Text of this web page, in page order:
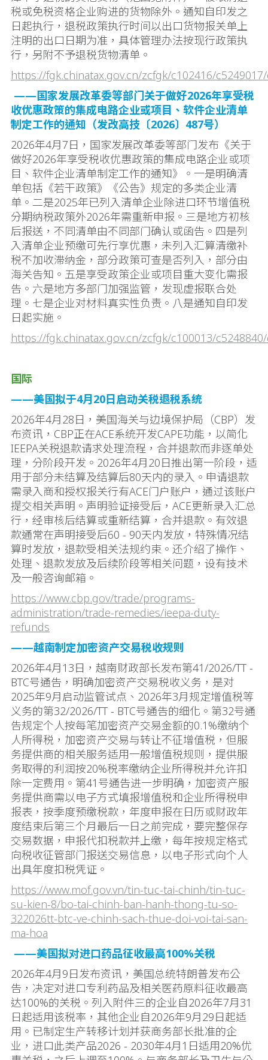
税或免税资格企业购进的货物除外。通知自印发之
日起执行，退税政策执行时间以出口货物报关单上
注明的出口日期为准，具体管理办法按现行政策执
行，另附不予退税货物清单。
https://fgk.chinatax.gov.cn/zcfgk/c102416/
——国家发展改革委等部门关于做好2026年享受税
收优惠政策的集成电路企业或项目、软件企业清单
制定工作的通知（发改高技〔2026〕487号）
2026年4月7日，国家发展改革委等部门发布《关于
做好2026年享受税收优惠政策的集成电路企业或项
目、软件企业清单制定工作的通知》。一是明确清
单包括《若干政策》《公告》规定的多类企业清
单。二是2025年已列入清单企业除进口环节增值税
分期纳税政策外2026年需重新申报。三是地方初核
后报送，不同清单由不同部门确认或函告。四是列
入清单企业预缴可先行享优惠，未列入汇算清缴补
税不加收滞纳金，部分政策可查是否列入，部分由
海关告知。五是享受政策企业或项目重大变化需报
告。六是地方多部门加强监管，发现虚报联合处
理。七是企业对材料真实性负责。八是通知自印发
日起实施。
https://fgk.chinatax.gov.cn/zcfgk/c100013/
国际
——美国拟于4月20日启动关税退税系统
2026年4月28日，美国海关与边境保护局（CBP）发
布资讯，CBP正在ACE系统开发CAPE功能，以简化
IEEPA关税退款请求处理流程，合并退款而非逐单处
理，分阶段开发。2026年4月20日推出第一阶段，适
用于部分未结算及结算后80天内的录入。申请退款
需录入商和授权报关行有ACE门户账户，通过该账户
提交相关声明。声明验证接受后，ACE更新录入汇总
行，经审核后结算或重新结算，合并退款。有效退
款通常在声明接受后60 - 90天内发放，特殊情况结
算时发放，退款受相关法规约束。还介绍了操作、
处理、退款发放及后续阶段等相关问题，设有技术
及一般咨询邮箱。
https://www.cbp.gov/trade/programs-
administration/trade-remedies/ieepa-duty-
refunds
——越南制定加密资产交易税收规则
2026年4月13日，越南财政部长发布第41/2026/TT -
BTC号通告，明确加密资产交易税收义务，是对
2025年9月启动监管试点、2026年3月规定增值税等
义务的第32/2026/TT - BTC号通告的细化。第32号通
告规定个人按每笔加密资产交易金额的0.1%缴纳个
人所得税，加密资产交易与转让不征增值税，但服
务提供商的相关服务适用一般增值税规则，提供服
务取得的利润按20%税率缴纳企业所得税并允许扣
除一定费用。第41号通告进一步明确，加密资产服
务提供商需以电子方式填报增值税和企业所得税申
报表，按季度预缴税款，年度申报在日历或财政年
度结束后第三个月最后一日之前完成，要完整保存
交易数据，申报代扣税款并上缴，每年按规定格式
向税收征管部门报送交易信息，以电子形式向个人
出具年度扣税凭证。
https://www.mof.gov.vn/tin-tuc-tai-chinh/tin-tuc-
su-kien-8/bo-tai-chinh-ban-hanh-thong-tu-so-
322026tt-btc-ve-chinh-sach-thue-doi-voi-tai-san-
ma-hoa
——美国拟对进口药品征收最高100%关税
2026年4月9日发布资讯，美国总统特朗普发布公
告，决定对进口专利药品及相关医药原料征收最高
达100%的关税。列入附件三的企业自2026年7月31
日起适用该税率，其他企业自2026年9月29日起适
用。已制定生产转移计划并获商务部长批准的企
业，进口此类产品2026 - 2030年4月1日适用20%优